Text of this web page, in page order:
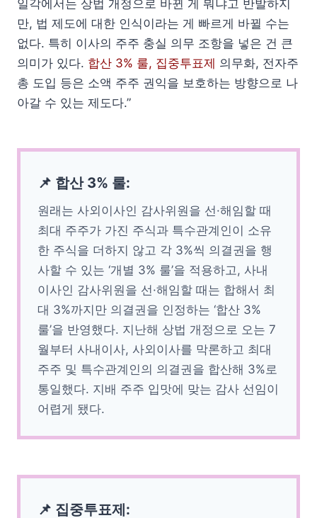
일각에서는 상법 개정으로 바뀐 게 뭐냐고 반발하지
만, 법 제도에 대한 인식이라는 게 빠르게 바뀔 수는
없다. 특히 이사의 주주 충실 의무 조항을 넣은 건 큰
의미가 있다. 합산 3% 룰, 집중투표제 의무화, 전자주
총 도입 등은 소액 주주 권익을 보호하는 방향으로 나
아갈 수 있는 제도다.”
📌 합산 3% 룰:
원래는 사외이사인 감사위원을 선·해임할 때
최대 주주가 가진 주식과 특수관계인이 소유
한 주식을 더하지 않고 각 3%씩 의결권을 행
사할 수 있는 ‘개별 3% 룰’을 적용하고, 사내
이사인 감사위원을 선·해임할 때는 합해서 최
대 3%까지만 의결권을 인정하는 ‘합산 3%
룰’을 반영했다. 지난해 상법 개정으로 오는 7
월부터 사내이사, 사외이사를 막론하고 최대
주주 및 특수관계인의 의결권을 합산해 3%로
통일했다. 지배 주주 입맛에 맞는 감사 선임이
어렵게 됐다.
📌 집중투표제: